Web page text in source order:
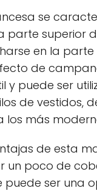
se
parte superior
en la parte
de
y puede ser
de vestidos,
los más
de esta
un poco de
puede ser una